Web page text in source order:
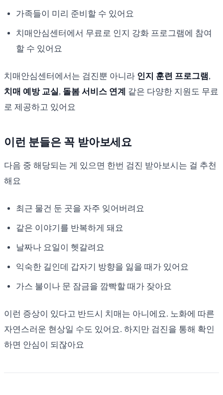
가족들이 미리 준비할 수 있어요
치매안심센터에서 무료로 인지 강화 프로그램에 참여
할 수 있어요
치매안심센터에서는 검진뿐 아니라 인지 훈련 프로그램,
치매 예방 교실 , 돌봄 서비스 연계 같은 다양한 지원도 무료
로 제공하고 있어요
이런 분들은 꼭 받아보세요
다음 중 해당되는 게 있으면 한번 검진 받아보시는 걸 추천
해요
최근 물건 둔 곳을 자주 잊어버려요
같은 이야기를 반복하게 돼요
날짜나 요일이 헷갈려요
익숙한 길인데 갑자기 방향을 잃을 때가 있어요
가스 불이나 문 잠금을 깜빡할 때가 잦아요
이런 증상이 있다고 반드시 치매는 아니에요. 노화에 따른
자연스러운 현상일 수도 있어요. 하지만 검진을 통해 확인
하면 안심이 되잖아요